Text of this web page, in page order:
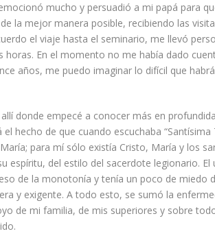
mucho y persuadió a mi papá para
la mejor manera posible, recibiendo las
el viaje hasta el seminario, me llevó
horas. En el momento no me había dado
años, me puedo imaginar lo difícil que
donde empecé a conocer más en
el hecho de que cuando escuchaba “Santísima
para mí sólo existía Cristo, María y los
espíritu, del estilo del sacerdote legionario. El
de la monotonía y tenía un poco de miedo
y exigente. A todo esto, se sumó la
de mi familia, de mis superiores y sobre